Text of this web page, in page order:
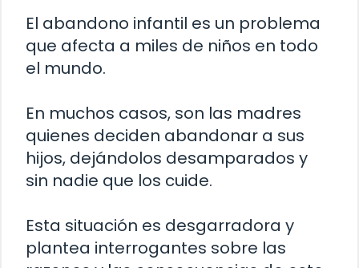
El abandono infantil es un problema
que afecta a miles de niños en todo
el mundo.
En muchos casos, son las madres
quienes deciden abandonar a sus
hijos, dejándolos desamparados y
sin nadie que los cuide.
Esta situación es desgarradora y
plantea interrogantes sobre las